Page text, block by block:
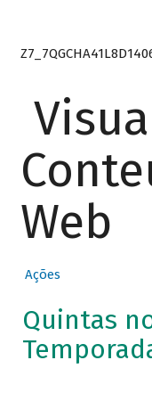
Web
Ações
Quintas